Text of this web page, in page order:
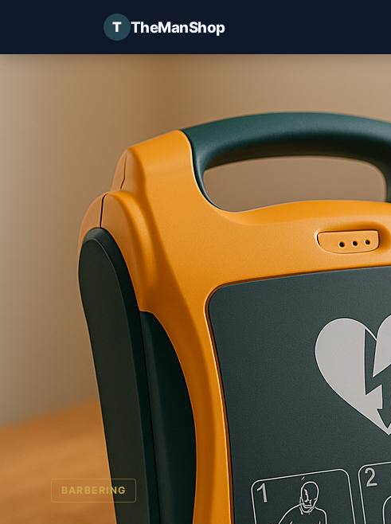
TheManShop
BARBERING